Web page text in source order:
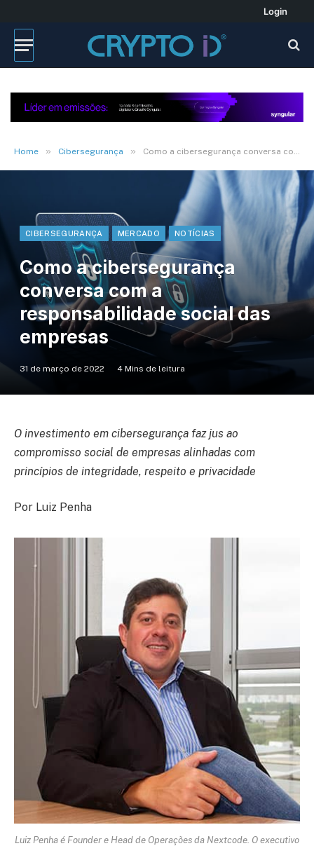
Login
Home » Cibersegurança » Como a cibersegurança conversa com a responsabilidade social das empresas
CIBERSEGURANÇA MERCADO NOTÍCIAS
Como a cibersegurança
conversa com a
responsabilidade social das
empresas
31 de março de 2022 4 Mins de leitura
O investimento em cibersegurança faz jus ao
compromisso social de empresas alinhadas com
princípios de integridade, respeito e privacidade
Por Luiz Penha
Luiz Penha é Founder e Head de Operações da Nextcode. O executivo